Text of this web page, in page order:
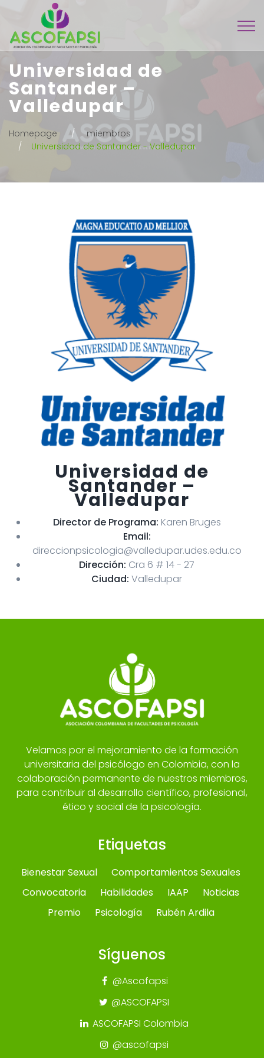
Universidad de
Santander –
Valledupar
Homepage
miembros
Universidad de Santander - Valledupar
Universidad de
Santander –
Valledupar
Director de Programa: Karen Bruges
Email:
direccionpsicologia@valledupar.udes.edu.co
Dirección: Cra 6 # 14 - 27
Ciudad: Valledupar
Velamos por el mejoramiento de la formación
universitaria del psicólogo en Colombia, con la
colaboración permanente de nuestros miembros,
para contribuir al desarrollo científico, profesional,
ético y social de la psicología.
Etiquetas
Bienestar Sexual
Comportamientos Sexuales
Convocatoria
Habilidades IAAP
Noticias
Premio
Psicología Rubén Ardila
Síguenos
@Ascofapsi
@ASCOFAPSI
ASCOFAPSI Colombia
@ascofapsi